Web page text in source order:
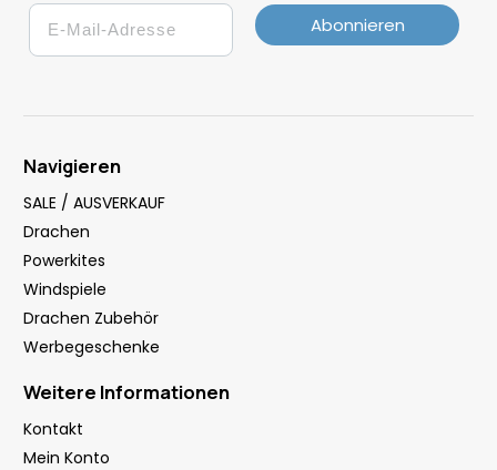
Email
Abonnieren
Navigieren
SALE / AUSVERKAUF
Drachen
Powerkites
Windspiele
Drachen Zubehör
Werbegeschenke
Weitere Informationen
Kontakt
Mein Konto